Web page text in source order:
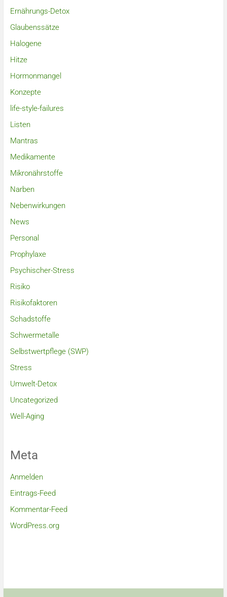
Ernährungs-Detox
Glaubenssätze
Halogene
Hitze
Hormonmangel
Konzepte
life-style-failures
Listen
Mantras
Medikamente
Mikronährstoffe
Narben
Nebenwirkungen
News
Personal
Prophylaxe
Psychischer-Stress
Risiko
Risikofaktoren
Schadstoffe
Schwermetalle
Selbstwertpflege (SWP)
Stress
Umwelt-Detox
Uncategorized
Well-Aging
Meta
Anmelden
Eintrags-Feed
Kommentar-Feed
WordPress.org